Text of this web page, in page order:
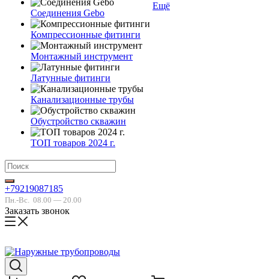
Соединения Gebo
Компрессионные фитинги
Монтажный инструмент
Латунные фитинги
Канализационные трубы
Обустройство скважин
ТОП товаров 2024 г.
Ещё
+79219087185
Пн.-Вс. 08.00 — 20.00
Заказать звонок